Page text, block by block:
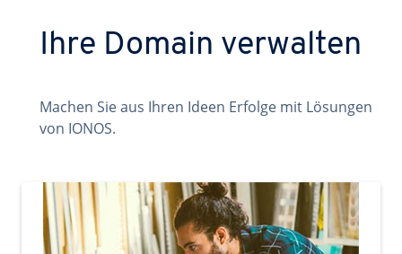
Ihre Domain verwalten
Machen Sie aus Ihren Ideen Erfolge mit Lösungen
von IONOS.